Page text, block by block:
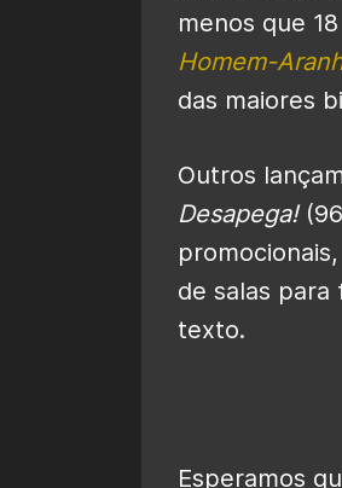
menos que
Homem-
das maiores
Outros
Desapega!
de salas
texto.
Esperamos